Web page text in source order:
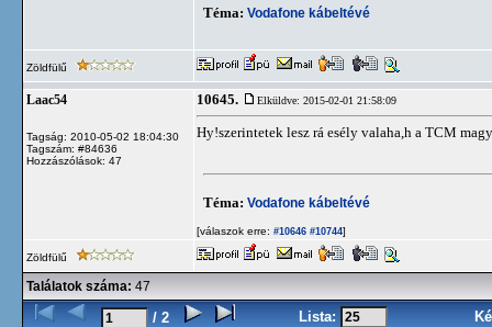
Téma: Vodafone kábeltévé
Zöldfülű
Laac54
Tagság: 2010-05-02 18:04:30
Tagszám: #84636
Hozzászólások: 47
10645. Elküldve: 2015-02-01 21:58:09
Hy!szerintetek lesz rá esély valaha,h a TCM
Téma: Vodafone kábeltévé
[válaszok erre: #10646 #10744]
Zöldfülű
Találatok száma: 47
/ 2 Lista: